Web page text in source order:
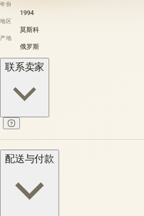
年份
1994
地区
莫斯科
产地
俄罗斯
联系卖家
配送与付款